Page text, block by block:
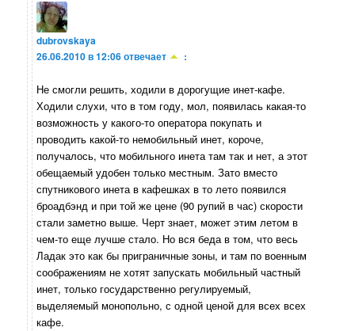
dubrovskaya
26.06.2010 в 12:06отвечает :
Не смогли решить, ходили в дорогущие инет-кафе.
Ходили слухи, что в том году, мол, появилась какая-то
возможность у какого-то оператора покупать и
проводить какой-то немобильный инет, короче,
получалось, что мобильного инета там так и нет, а этот
обещаемый удобен только местным. Зато вместо
спутникового инета в кафешках в то лето появился
броадбэнд и при той же цене (90 рупий в час) скорости
стали заметно выше. Черт знает, может этим летом в
чем-то еще лучше стало. Но вся беда в том, что весь
Ладак это как бы приграничные зоны, и там по военным
соображениям не хотят запускать мобильный частный
инет, только государственно регулируемый,
выделяемый монопольно, с одной ценой для всех всех
кафе.